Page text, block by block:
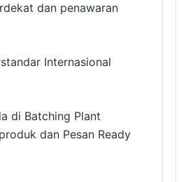
dan penawaran
Internasional
di Batching Plant
dan Pesan Ready